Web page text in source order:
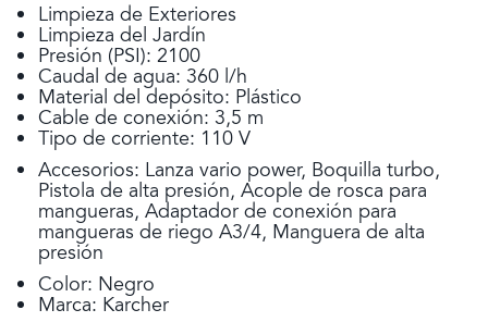
Limpieza de Exteriores
Limpieza del Jardín
Presión (PSI): 2100
Caudal de agua: 360 l/h
Material del depósito: Plástico
Cable de conexión: 3,5 m
Tipo de corriente: 110 V
Accesorios: Lanza vario power, Boquilla turbo,
Pistola de alta presión, Acople de rosca para
mangueras, Adaptador de conexión para
mangueras de riego A3/4, Manguera de alta
presión
Color: Negro
Marca: Karcher